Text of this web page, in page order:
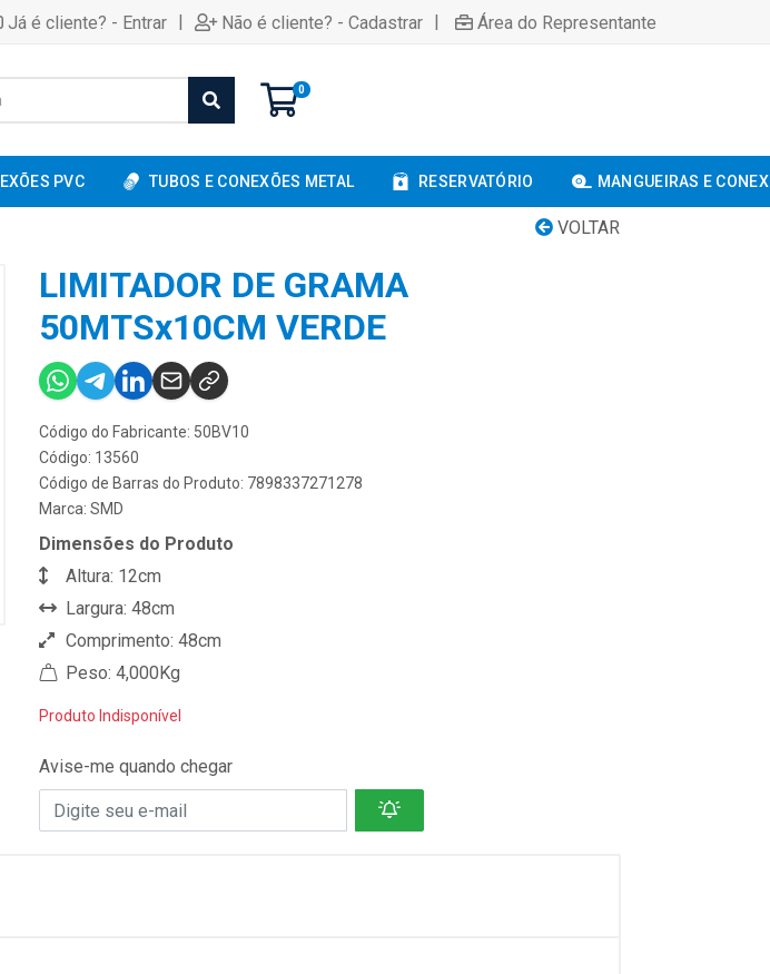
Já é cliente? - Entrar | Não é cliente? - Cadastrar | Área do Representante
0
PVC TUBOS E CONEXÕES METAL RESERVATÓRIO MANGUEIRAS E
VOLTAR
LIMITADOR DE GRAMA
50MTSx10CM VERDE
Código do Fabricante: 50BV10
Código: 13560
Código de Barras do Produto: 7898337271278
Marca: SMD
Dimensões do Produto
Altura: 12cm
Largura: 48cm
Comprimento: 48cm
Peso: 4,000Kg
Produto Indisponível
Avise-me quando chegar